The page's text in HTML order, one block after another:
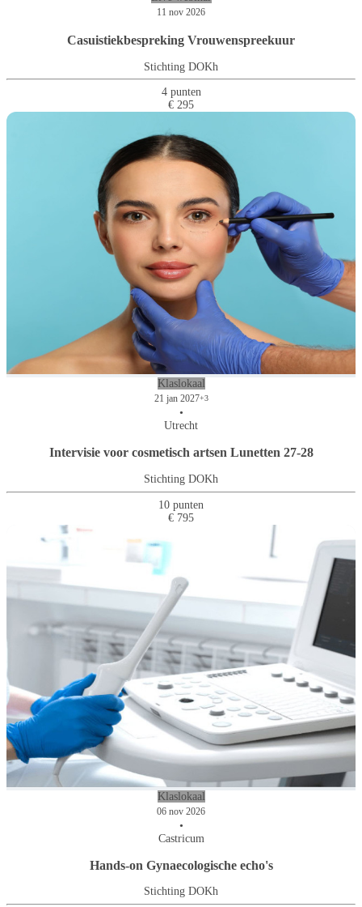
11 nov 2026
Casuistiekbespreking Vrouwenspreekuur
Stichting DOKh
4 punten
€ 295
Klaslokaal
21 jan 2027+3
•
Utrecht
Intervisie voor cosmetisch artsen Lunetten 27-28
Stichting DOKh
10 punten
€ 795
Klaslokaal
06 nov 2026
•
Castricum
Hands-on Gynaecologische echo's
Stichting DOKh